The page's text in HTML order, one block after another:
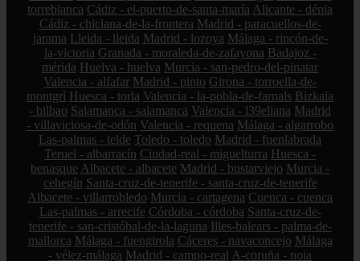
torreblanca Cádiz - el-puerto-de-santa-maría Alicante - dénia
Cádiz - chiclana-de-la-frontera Madrid - paracuellos-de-
jarama Lleida - lleida Madrid - lozoya Málaga - rincón-de-
la-victoria Granada - moraleda-de-zafayona Badajoz -
mérida Huelva - huelva Murcia - san-pedro-del-pinatar
Valencia - alfafar Madrid - pinto Girona - torroella-de-
montgrí Huesca - torla Valencia - la-pobla-de-farnals Bizkaia
- bilbao Salamanca - salamanca Valencia - l39eliana Madrid
- villaviciosa-de-odón Valencia - requena Málaga - algarrobo
Las-palmas - telde Toledo - toledo Madrid - fuenlabrada
Teruel - albarracín Ciudad-real - miguelturra Huesca -
benasque Albacete - albacete Madrid - bustarviejo Murcia -
cehegín Santa-cruz-de-tenerife - santa-cruz-de-tenerife
Albacete - villarrobledo Murcia - cartagena Cuenca - cuenca
Las-palmas - arrecife Córdoba - córdoba Santa-cruz-de-
tenerife - san-cristóbal-de-la-laguna Illes-balears - palma-de-
mallorca Málaga - fuengirola Cáceres - navaconcejo Málaga
- vélez-málaga Madrid - campo-real A-coruña - noia